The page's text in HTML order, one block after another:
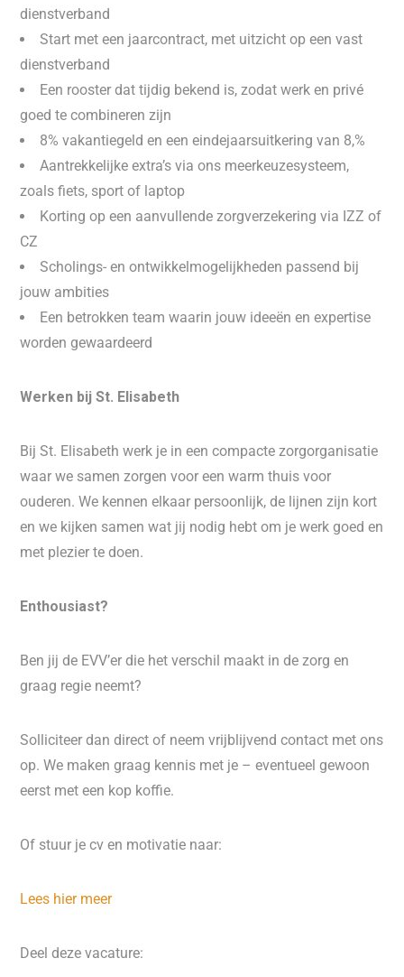
dienstverband
Start met een jaarcontract, met uitzicht op een vast
dienstverband
Een rooster dat tijdig bekend is, zodat werk en privé
goed te combineren zijn
8% vakantiegeld en een eindejaarsuitkering van 8,%
Aantrekkelijke extra’s via ons meerkeuzesysteem,
zoals fiets, sport of laptop
Korting op een aanvullende zorgverzekering via IZZ of
CZ
Scholings- en ontwikkelmogelijkheden passend bij
jouw ambities
Een betrokken team waarin jouw ideeën en expertise
worden gewaardeerd
Werken bij St. Elisabeth
Bij St. Elisabeth werk je in een compacte zorgorganisatie
waar we samen zorgen voor een warm thuis voor
ouderen. We kennen elkaar persoonlijk, de lijnen zijn kort
en we kijken samen wat jij nodig hebt om je werk goed en
met plezier te doen.
Enthousiast?
Ben jij de EVV’er die het verschil maakt in de zorg en
graag regie neemt?
Solliciteer dan direct of neem vrijblijvend contact met ons
op. We maken graag kennis met je – eventueel gewoon
eerst met een kop koffie.
Of stuur je cv en motivatie naar:
Lees hier meer
Deel deze vacature: